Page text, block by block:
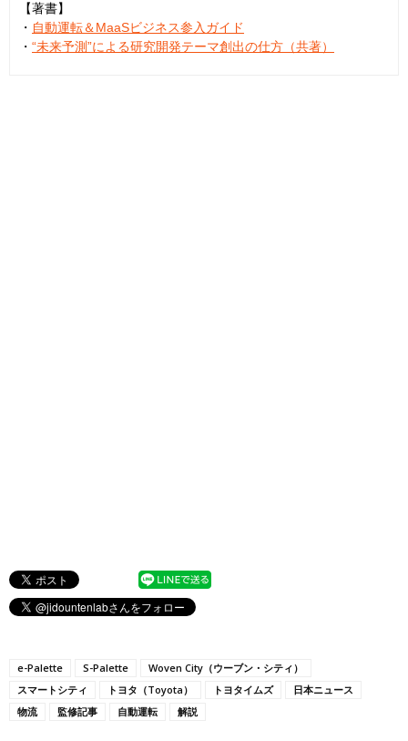
【著書】
・ 自動運転＆MaaSビジネス参入ガイド
・ “未来予測”による研究開発テーマ創出の仕方（共著）
e-Palette S-Palette
Woven City（ウーブン・シティ）
スマートシティ
トヨタ（Toyota） トヨタイムズ
日本ニュース
物流
監修記事 自動運転 解説